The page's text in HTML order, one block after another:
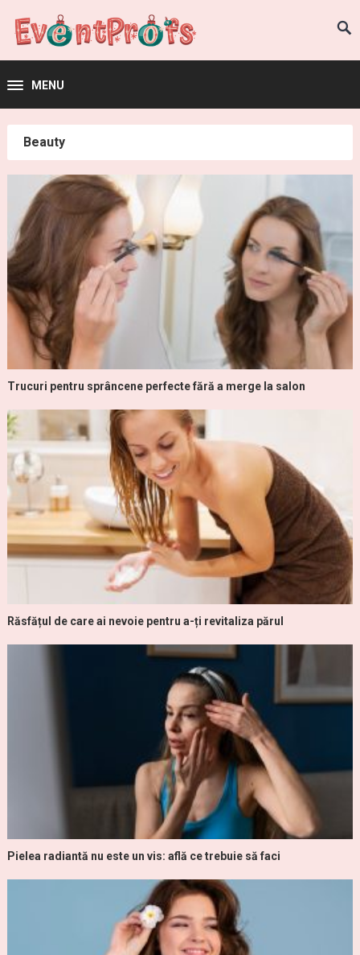
MENU
Beauty
Trucuri pentru sprâncene perfecte fără a merge la salon
Răsfățul de care ai nevoie pentru a-ți revitaliza părul
Pielea radiantă nu este un vis: află ce trebuie să faci